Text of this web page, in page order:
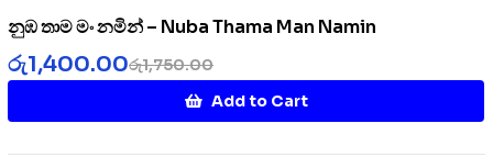
නුඹ තාම මං නමින් – Nuba Thama Man Namin
රු1,750.00
රු1,400.00
Add to Cart